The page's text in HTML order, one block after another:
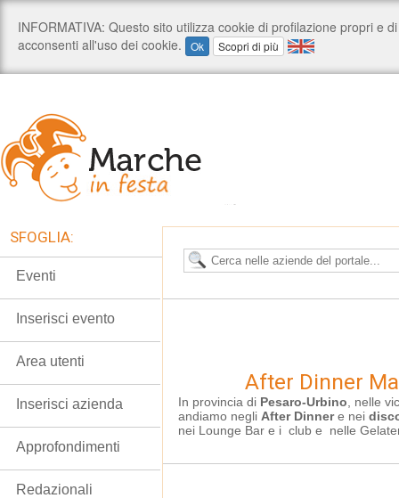
After Dinner
In provincia di Pesaro-Urbino , nelle
andiamo negli After Dinnere nei
nei Lounge Bar e i club e nelle
SFOGLIA:
Eventi
Inserisci evento
Area utenti
Inserisci azienda
Approfondimenti
Redazionali